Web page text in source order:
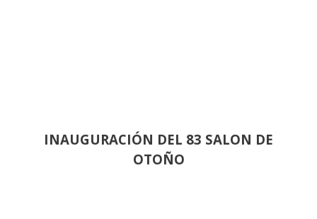
INAUGURACIÓN DEL 83 SALON DE
OTOÑO